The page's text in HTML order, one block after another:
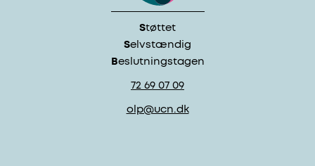
Støttet
Selvstændig
Beslutningstagen
72 69 07 09
olp@ucn.dk